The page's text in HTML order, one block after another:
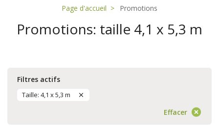
Page d'accueil Promotions
Promotions: taille 4,1 x 5,3 m
Filtres actifs
Taille: 4,1 x 5,3 m
Effacer